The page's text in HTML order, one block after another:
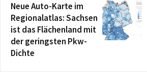
Neue Auto-Karte im
Regionalatlas: Sachsen
ist das Flächenland mit
der geringsten Pkw-
Dichte